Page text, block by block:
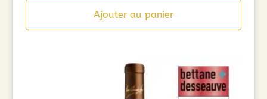
Ajouter au panier